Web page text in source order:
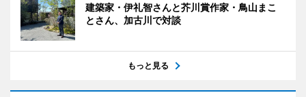
建築家・伊礼智さんと芥川賞作家・鳥山まこ
とさん、加古川で対談
もっと見る